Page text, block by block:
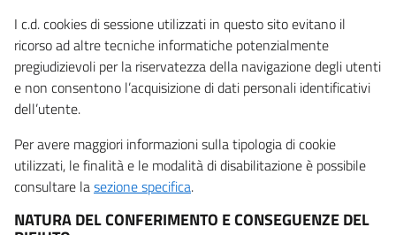
I c.d. cookies di sessione utilizzati in questo sito evitano il
ricorso ad altre tecniche informatiche potenzialmente
pregiudizievoli per la riservatezza della navigazione degli utenti
e non consentono l’acquisizione di dati personali identificativi
dell’utente.
Per avere maggiori informazioni sulla tipologia di cookie
utilizzati, le finalità e le modalità di disabilitazione è possibile
consultare lasezione specifica.
NATURA DEL CONFERIMENTO E CONSEGUENZE DEL